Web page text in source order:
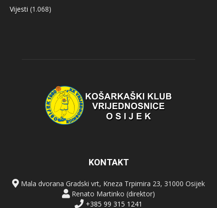
Vijesti (1.068)
KONTAKT
Mala dvorana Gradski vrt, Kneza Trpimira 23, 31000 Osijek
Renato Martinko (direktor)
+385 99 315 1241